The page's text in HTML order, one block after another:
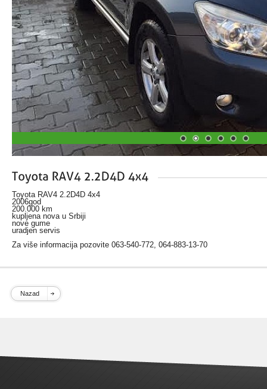
Toyota RAV4 2.2D4D 4x4
2006god
200.000 km
kupljena nova u Srbiji
nove gume
uradjen servis
Za više informacija pozovite 063-540-772, 064-883-13-70
Nazad